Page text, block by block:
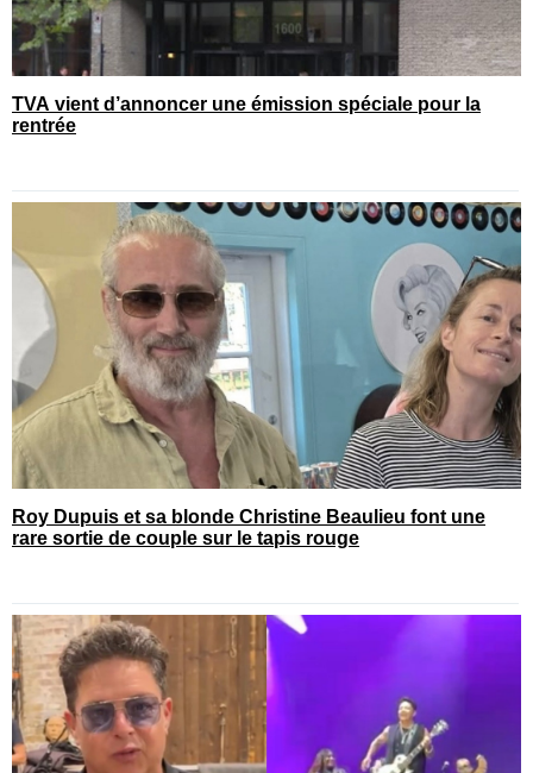
TVA vient d’annoncer une émission spéciale pour la
rentrée
Roy Dupuis et sa blonde Christine Beaulieu font une
rare sortie de couple sur le tapis rouge